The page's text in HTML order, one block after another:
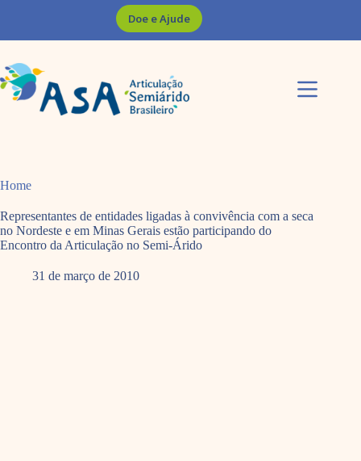
Doe e Ajude
Home
Representantes de entidades ligadas à convivência com a seca
no Nordeste e em Minas Gerais estão participando do
Encontro da Articulação no Semi-Árido
31 de março de 2010